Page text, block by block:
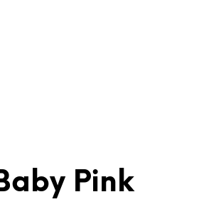
Pink